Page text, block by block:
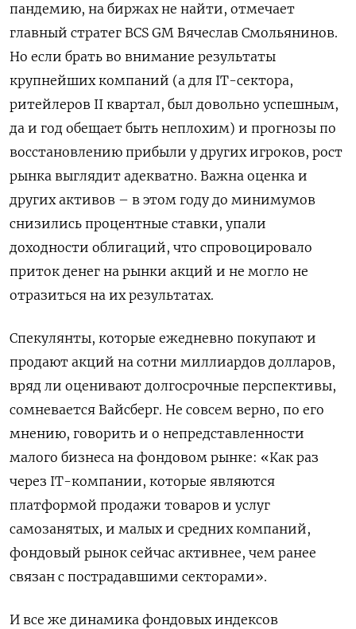
пандемию, на биржах не найти, отмечает
главный стратег BCS GM Вячеслав Смольянинов.
Но если брать во внимание результаты
крупнейших компаний (а для IT-сектора,
ритейлеров II квартал, был довольно успешным,
да и год обещает быть неплохим) и прогнозы по
восстановлению прибыли у других игроков, рост
рынка выглядит адекватно. Важна оценка и
других активов – в этом году до минимумов
снизились процентные ставки, упали
доходности облигаций, что спровоцировало
приток денег на рынки акций и не могло не
отразиться на их результатах.
Спекулянты, которые ежедневно покупают и
продают акций на сотни миллиардов долларов,
вряд ли оценивают долгосрочные перспективы,
сомневается Вайсберг. Не совсем верно, по его
мнению, говорить и о непредставленности
малого бизнеса на фондовом рынке: «Как раз
через IТ-компании, которые являются
платформой продажи товаров и услуг
самозанятых, и малых и средних компаний,
фондовый рынок сейчас активнее, чем ранее
связан с пострадавшими секторами».
И все же динамика фондовых индексов